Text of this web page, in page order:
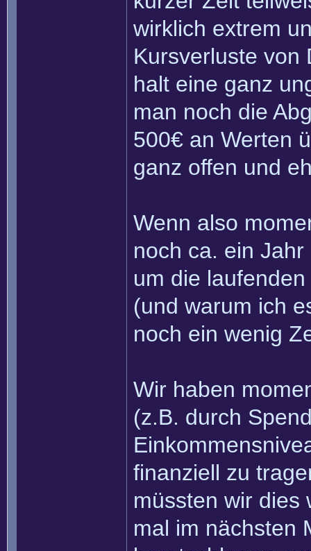
wirklich extrem
Kursverluste von
halt eine ganz
man noch die
500€ an Werten
ganz offen und
Wenn also
noch ca. ein
um die
(und warum ich
noch ein wenig
Wir haben
(z.B. durch
finanziell zu
müssten wir dies
mal im nächsten